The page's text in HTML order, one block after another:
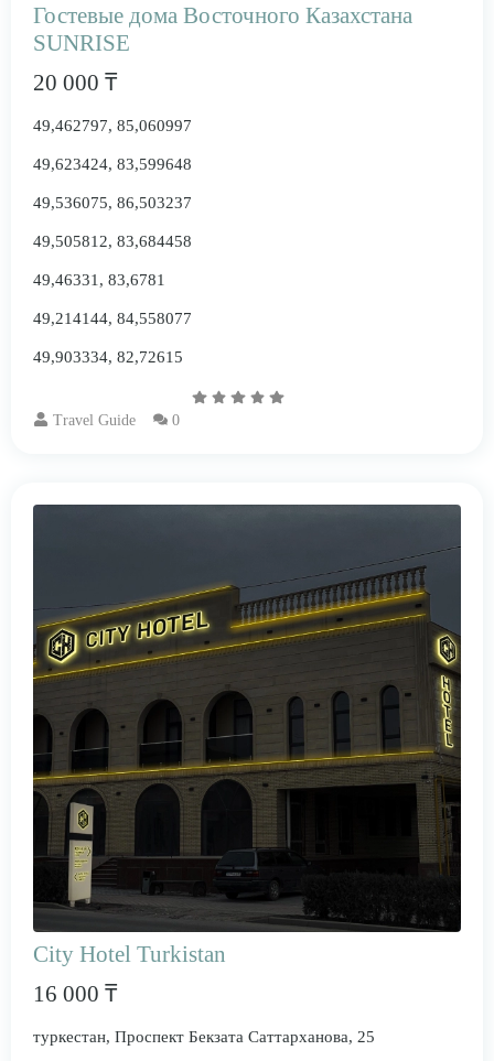
Гостевые дома Восточного Казахстана
SUNRISE
20 000 ₸
49,462797, 85,060997
49,623424, 83,599648
49,536075, 86,503237
49,505812, 83,684458
49,46331, 83,6781
49,214144, 84,558077
49,903334, 82,72615
Travel Guide 0
City Hotel Turkistan
16 000 ₸
туркестан, ​Проспект Бекзата Саттарханова, 25